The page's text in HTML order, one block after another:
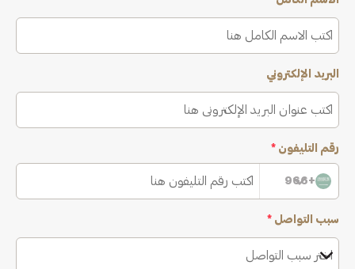
البريد الإلكتروني
رقم التليفون *
+966
سبب التواصل *
اختر سبب التواصل